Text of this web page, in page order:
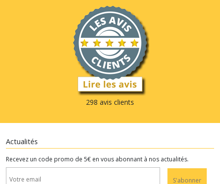
298 avis clients
Actualités
Recevez un code promo de 5€ en vous abonnant à nos actualités.
S'abonner